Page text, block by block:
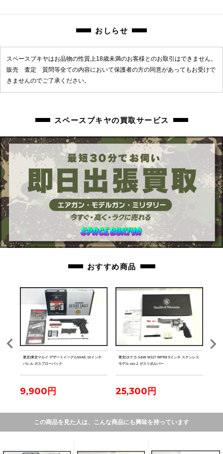
おしらせ
スペースブキヤはお品物の性質上18歳未満のお客様とのお取引はできません。
販売 査定 質問等全ての内容において保護者の方の同意があってもお受けで
きませんのでご了承ください。
スペースブキヤの買取サービス
おすすめ商品
東京)東京マルイ デザートイーグル50AE 10インチ
バレル ガスブローバック
9,900円
東京)タナカ S&W M327 MPR8 5インチ ステンレス
モデル ver.2 ガスリボルバー
25,300円
この商品を見た人は、こんな商品にも興味を持っています